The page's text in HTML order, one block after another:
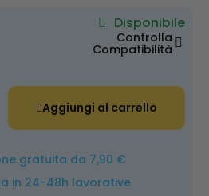
Disponibile
Controlla
Compatibilità
Aggiungi al carrello
gratuita da 7,90 €
in 24-48h lavorative